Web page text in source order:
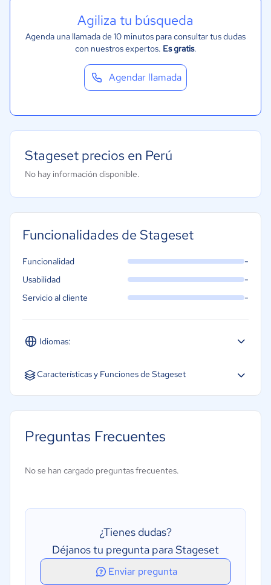
Marketing y Comunicación
Ventas y servicios
Tecnología
Recursos Humanos
Agiliza tu búsqueda
Agenda una llamada de 10 minutos para consultar tus dudas
con nuestros expertos. Es gratis.
Agendar llamada
Stageset precios en Perú
No hay información disponible.
Funcionalidades de Stageset
Idiomas:
Inglés
Funcionalidad -
Usabilidad -
Servicio al cliente -
Características y Funciones de Stageset
Preguntas Frecuentes
No se han cargado preguntas frecuentes.
¿Tienes dudas?
Déjanos tu pregunta para Stageset
Enviar pregunta